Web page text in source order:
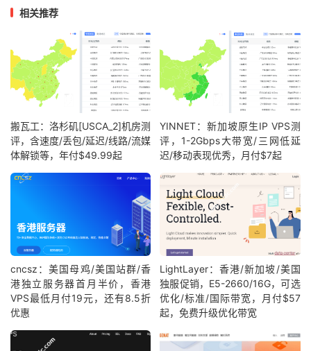
相关推荐
搬瓦工：洛杉矶[USCA_2]机房测
评，含速度/丢包/延迟/线路/流媒
体解锁等，年付$49.99起
YINNET：新加坡原生IP VPS测
评，1-2Gbps大带宽/三网低延
迟/移动表现优秀，月付$7起
cncsz：美国母鸡/美国站群/香
港独立服务器首月半价，香港
VPS最低月付19元，还有8.5折
优惠
LightLayer：香港/新加坡/美国
独服促销，E5-2660/16G，可选
优化/标准/国际带宽，月付$57
起，免费升级优化带宽